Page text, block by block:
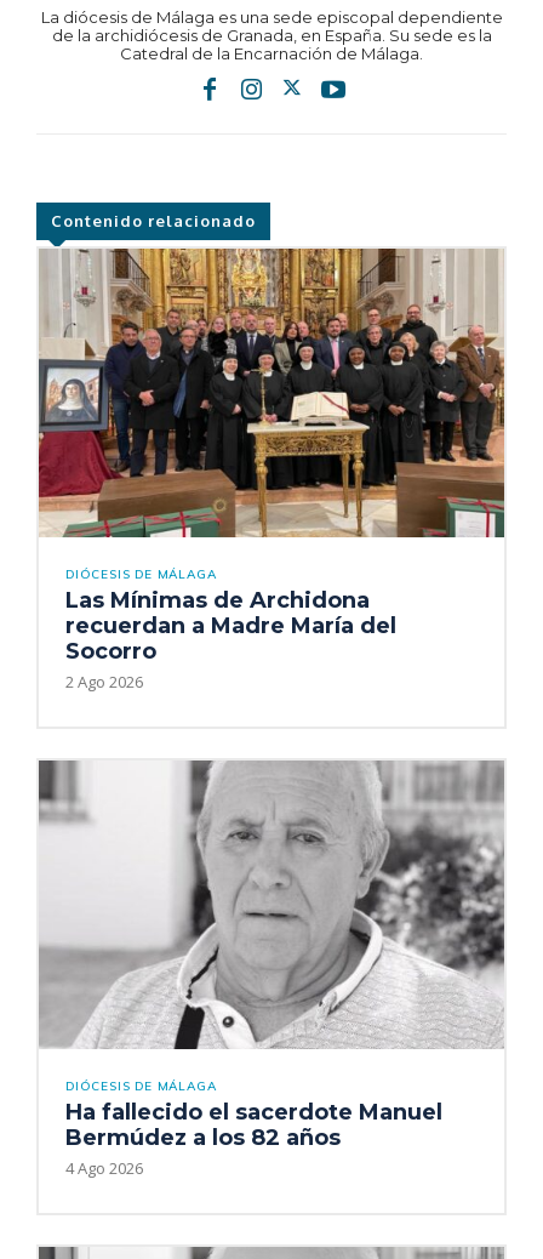
La diócesis de Málaga es una sede episcopal dependiente
de la archidiócesis de Granada, en España. Su sede es la
Catedral de la Encarnación de Málaga.
Contenido relacionado
DIÓCESIS DE MÁLAGA
Las Mínimas de Archidona
recuerdan a Madre María del
Socorro
2 Ago 2026
DIÓCESIS DE MÁLAGA
Ha fallecido el sacerdote Manuel
Bermúdez a los 82 años
4 Ago 2026